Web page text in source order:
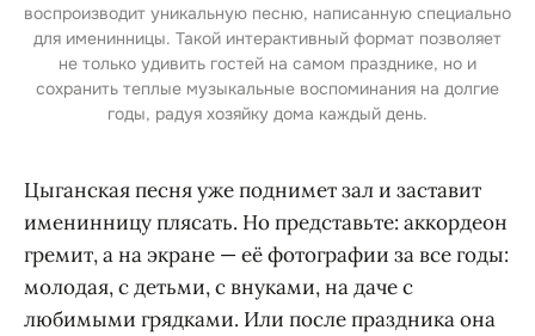
воспроизводит уникальную песню, написанную специально
для именинницы. Такой интерактивный формат позволяет
не только удивить гостей на самом празднике, но и
сохранить теплые музыкальные воспоминания на долгие
годы, радуя хозяйку дома каждый день.
Цыганская песня уже поднимет зал и заставит
именинницу плясать. Но представьте: аккордеон
гремит, а на экране — её фотографии за все годы:
молодая, с детьми, с внуками, на даче с
любимыми грядками. Или после праздника она